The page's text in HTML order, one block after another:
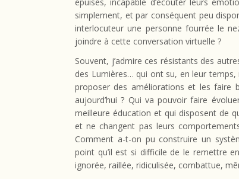
simplement, et par conséquent peu
interlocuteur une personne fourrée le
joindre à cette conversation virtuelle ?
Souvent, j’admire ces résistants des
des Lumières… qui ont su, en leur
proposer des améliorations et les faire
aujourd’hui ? Qui va pouvoir faire
meilleure éducation et qui disposent de
et ne changent pas leurs
Comment a-t-on pu construire un
point qu’il est si difficile de le remettre
ignorée, raillée, ridiculisée, combattue,